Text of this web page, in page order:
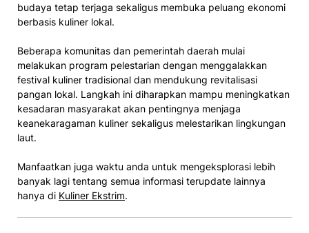
budaya tetap terjaga sekaligus membuka peluang ekonomi
berbasis kuliner lokal.
Beberapa komunitas dan pemerintah daerah mulai
melakukan program pelestarian dengan menggalakkan
festival kuliner tradisional dan mendukung revitalisasi
pangan lokal. Langkah ini diharapkan mampu meningkatkan
kesadaran masyarakat akan pentingnya menjaga
keanekaragaman kuliner sekaligus melestarikan lingkungan
laut.
Manfaatkan juga waktu anda untuk mengeksplorasi lebih
banyak lagi tentang semua informasi terupdate lainnya
hanya di Kuliner Ekstrim.